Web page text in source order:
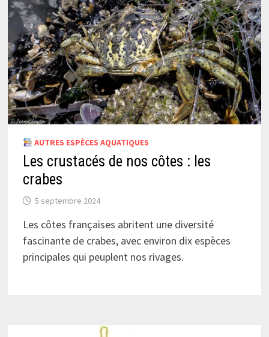
AUTRES ESPÈCES AQUATIQUES
Les crustacés de nos côtes : les
crabes
5 septembre 2024
Les côtes françaises abritent une diversité
fascinante de crabes, avec environ dix espèces
principales qui peuplent nos rivages.